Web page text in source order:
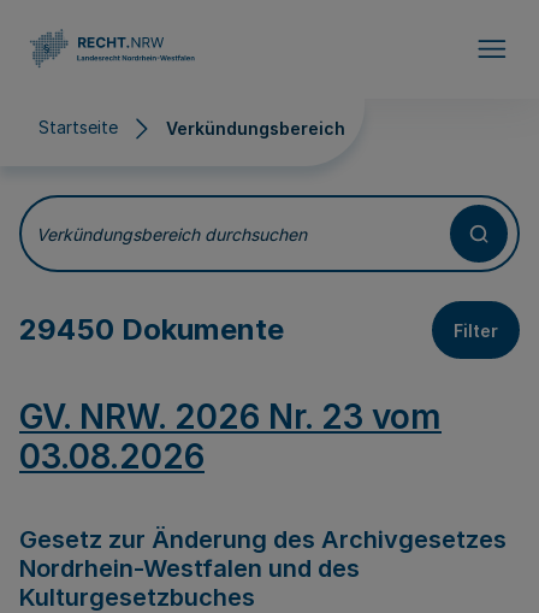
Startseite Verkündungsbereich
Verkündungsbereich
Verkündungsbereich durchsuchen
29450 Dokumente Filter
GV. NRW. 2026 Nr. 23 vom
03.08.2026
Gesetz zur Änderung des Archivgesetzes
Nordrhein-Westfalen und des
Kulturgesetzbuches